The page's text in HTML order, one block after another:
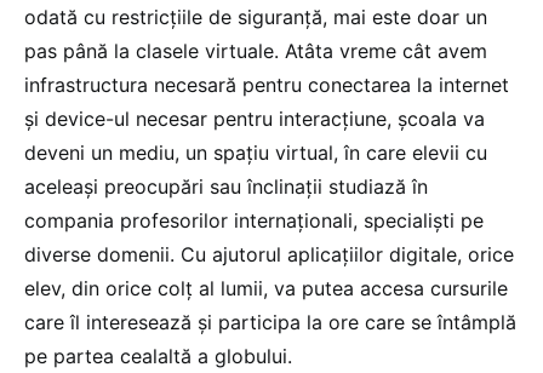
odată cu restricțiile de siguranță, mai este doar un
pas până la clasele virtuale. Atâta vreme cât avem
infrastructura necesară pentru conectarea la internet
și device-ul necesar pentru interacțiune, școala va
deveni un mediu, un spațiu virtual, în care elevii cu
aceleași preocupări sau înclinații studiază în
compania profesorilor internaționali, specialiști pe
diverse domenii. Cu ajutorul aplicațiilor digitale, orice
elev, din orice colț al lumii, va putea accesa cursurile
care îl interesează și participa la ore care se întâmplă
pe partea cealaltă a globului.